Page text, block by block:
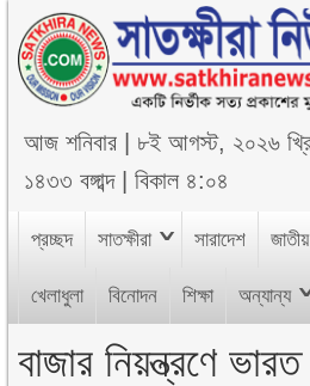
আজশনিবার ৮ই আগস্ট, ২০২৬
১৪৩৩ বঙ্গাব্দ|বিকাল ৪:০৪
প্রচ্ছদ সাতক্ষীরা সারাদেশ জাতীয়
খেলাধুলা বিনোদন শিক্ষা অন্যান্য
বাজার নিয়ন্ত্রণে